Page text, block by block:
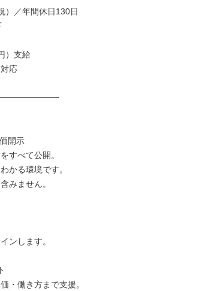
）／年間休日130日
）支給
応
開示
すべて公開。
かる環境です。
みません。
ンします。
・働き方まで支援。